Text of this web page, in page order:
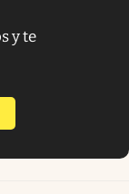
y te
nueva pestaña